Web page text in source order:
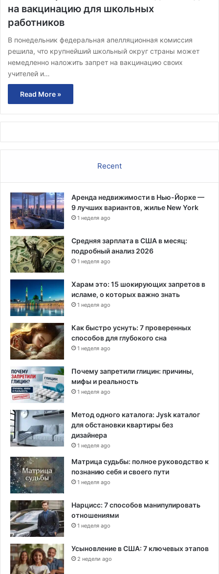
на вакцинацию для школьных
работников
В понедельник федеральная апелляционная комиссия
решила, что крупнейший школьный округ страны может
немедленно наложить запрет на вакцинацию своих
учителей и…
Read More »
Recent
Аренда недвижимости в Нью-Йорке —
9 лучших вариантов, жилье New York
1 неделя ago
Средняя зарплата в США в месяц:
подробный анализ 2026
1 неделя ago
Харам это: 15 шокирующих запретов в
исламе, о которых важно знать
1 неделя ago
Как быстро уснуть: 7 проверенных
способов для глубокого сна
1 неделя ago
Почему запретили глицин: причины,
мифы и реальность
1 неделя ago
Метод одного каталога: Jysk каталог
для обстановки квартиры без
дизайнера
1 неделя ago
Матрица судьбы: полное руководство к
познанию себя и своего пути
1 неделя ago
Нарцисс: 7 способов манипулировать
отношениями
1 неделя ago
Усыновление в США: 7 ключевых этапов
2 недели ago